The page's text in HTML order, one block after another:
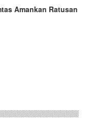
Amankan Ratusan